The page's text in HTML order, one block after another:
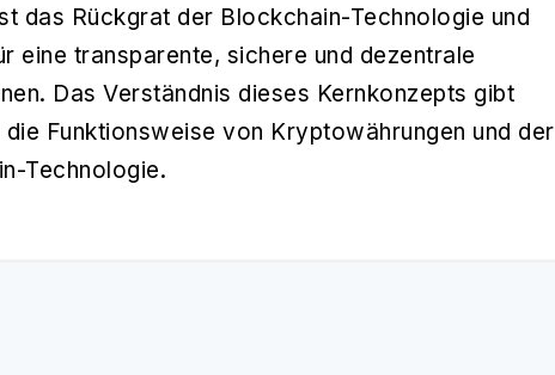
das Rückgrat der Blockchain-Technologie und
eine transparente, sichere und dezentrale
Das Verständnis dieses Kernkonzepts gibt
Funktionsweise von Kryptowährungen und der
Technologie.